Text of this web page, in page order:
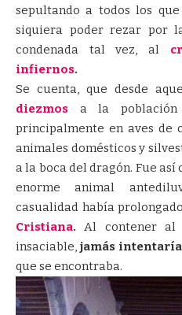
sepultando a todos los
siquiera poder rezar por
condenada tal vez, al
infiernos.
Se cuenta, que desde
diezmos a la población
principalmente en aves de
animales domésticos y
a la boca del dragón. Fue
enorme animal
casualidad había
Cristiana. Al contener al
insaciable, jamás intentaría
que se encontraba.